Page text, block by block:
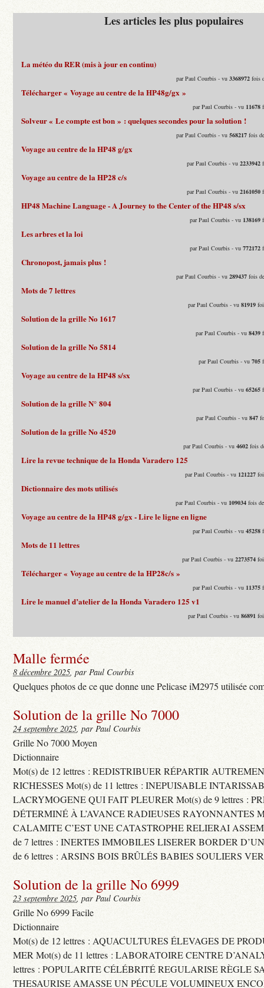
Les articles les plus populaires
La météo du RER (mis à jour en continu)
par Paul Courbis - vu3368972 fois
Télécharger « Voyage au centre de la HP48g/gx »
par Paul Courbis - vu 11678
Solveur « Le compte est bon » : quelques secondes pour la solution !
par Paul Courbis - vu568217 fois
Voyage au centre de la HP48 g/gx
par Paul Courbis - vu2233942
Voyage au centre de la HP28 c/s
par Paul Courbis - vu2161050
HP48 Machine Language - A Journey to the Center of the HP48 s/sx
par Paul Courbis - vu 138169
Les arbres et la loi
par Paul Courbis - vu772172
Chronopost, jamais plus !
par Paul Courbis - vu289437 fois
Mots de 7 lettres
par Paul Courbis - vu81919
Solution de la grille No 1617
par Paul Courbis - vu8439
Solution de la grille No 5814
par Paul Courbis - vu705
Voyage au centre de la HP48 s/sx
par Paul Courbis - vu65265
Solution de la grille N° 804
par Paul Courbis - vu847
Solution de la grille No 4520
par Paul Courbis - vu4602 fois
Lire la revue technique de la Honda Varadero 125
par Paul Courbis - vu 121227
Dictionnaire des mots utilisés
par Paul Courbis - vu 109034 fois
Voyage au centre de la HP48 g/gx - Lire le ligne en ligne
par Paul Courbis - vu45258
Mots de 11 lettres
par Paul Courbis - vu2273574
Télécharger « Voyage au centre de la HP28c/s »
par Paul Courbis - vu 11375
Lire le manuel d’atelier de la Honda Varadero 125 v1
par Paul Courbis - vu86891
Malle fermée
8 décembre 2025, par Paul Courbis
Quelques photos de ce que donne une Pelicase iM2975 utilisée
Solution de la grille No 7000
24 septembre 2025, par Paul Courbis
Grille No 7000 Moyen
Dictionnaire
Mot(s) de 12 lettres : REDISTRIBUER RÉPARTIR
RICHESSES Mot(s) de 11 lettres : INEPUISABLE
LACRYMOGENE QUI FAIT PLEURER Mot(s) de 9 lettres :
DÉTERMINÉ À L’AVANCE RADIEUSES RAYONNANTES
CALAMITE C’EST UNE CATASTROPHE RELIERAI
de 7 lettres : INERTES IMMOBILES LISERER BORDER
de 6 lettres : ARSINS BOIS BRÛLÉS BABIES SOULIERS
Solution de la grille No 6999
23 septembre 2025, par Paul Courbis
Grille No 6999 Facile
Dictionnaire
Mot(s) de 12 lettres : AQUACULTURES ÉLEVAGES DE
MER Mot(s) de 11 lettres : LABORATOIRE CENTRE
lettres : POPULARITE CÉLÉBRITÉ REGULARISE RÈGLE
THESAURISE AMASSE UN PÉCULE VOLUMINEUX